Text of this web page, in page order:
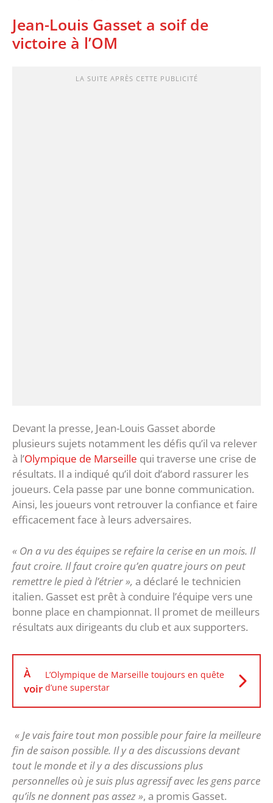
Jean-Louis Gasset a soif de
victoire à l’OM
LA SUITE APRÈS CETTE PUBLICITÉ
Devant la presse, Jean-Louis Gasset aborde
plusieurs sujets notamment les défis qu’il va relever
à l’Olympique de Marseille qui traverse une crise de
résultats. Il a indiqué qu’il doit d’abord rassurer les
joueurs. Cela passe par une bonne communication.
Ainsi, les joueurs vont retrouver la confiance et faire
efficacement face à leurs adversaires.
« On a vu des équipes se refaire la cerise en un mois. Il
faut croire. Il faut croire qu’en quatre jours on peut
remettre le pied à l’étrier », a déclaré le technicien
italien. Gasset est prêt à conduire l’équipe vers une
bonne place en championnat. Il promet de meilleurs
résultats aux dirigeants du club et aux supporters.
À
voir
L’Olympique de Marseille toujours en quête
d’une superstar
« Je vais faire tout mon possible pour faire la meilleure
fin de saison possible. Il y a des discussions devant
tout le monde et il y a des discussions plus
personnelles où je suis plus agressif avec les gens parce
qu’ils ne donnent pas assez », a promis Gasset.